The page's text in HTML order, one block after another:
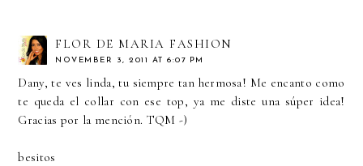
FLOR DE MARIA FASHION
NOVEMBER 3, 2011 AT 6:07 PM
Dany, te ves linda, tu siempre tan hermosa! Me encanto como
te queda el collar con ese top, ya me diste una súper idea!
Gracias por la mención. TQM -)
besitos